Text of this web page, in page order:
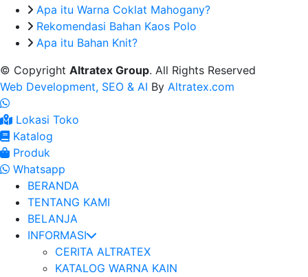
Apa itu Warna Coklat Mahogany?
Rekomendasi Bahan Kaos Polo
Apa itu Bahan Knit?
© Copyright Altratex Group. All Rights Reserved
Web Development, SEO & AI By Altratex.com
Lokasi Toko
Katalog
Produk
Whatsapp
BERANDA
TENTANG KAMI
BELANJA
INFORMASI
CERITA ALTRATEX
KATALOG WARNA KAIN